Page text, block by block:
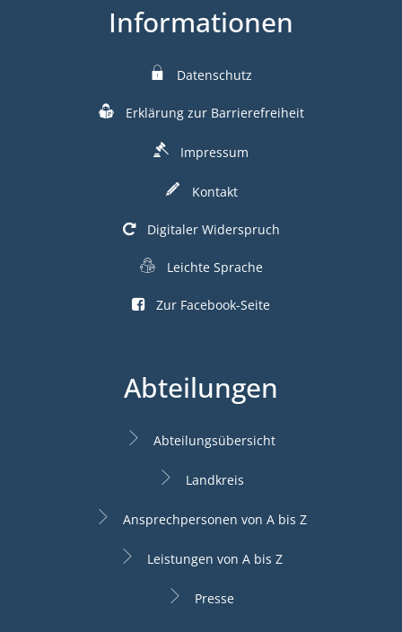
Informationen
Datenschutz
Erklärung zur Barrierefreiheit
Impressum
Kontakt
Digitaler Widerspruch
Leichte Sprache
Zur Facebook-Seite
Abteilungen
Abteilungsübersicht
Landkreis
Ansprechpersonen von A bis Z
Leistungen von A bis Z
Presse